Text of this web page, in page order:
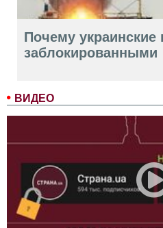
ВИДЕО
Почему украинские
заблокированными